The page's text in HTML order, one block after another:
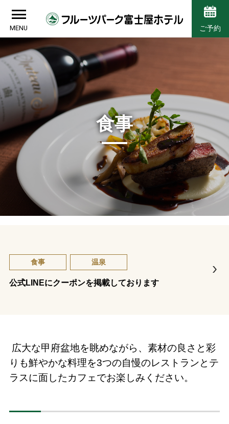
MENU ご予約
食事
食事 温泉
公式LINEにクーポンを掲載しております
広大な甲府盆地を眺めながら、素材の良さと彩
りも鮮やかな料理を3つの自慢のレストランとテ
ラスに面したカフェでお楽しみください。